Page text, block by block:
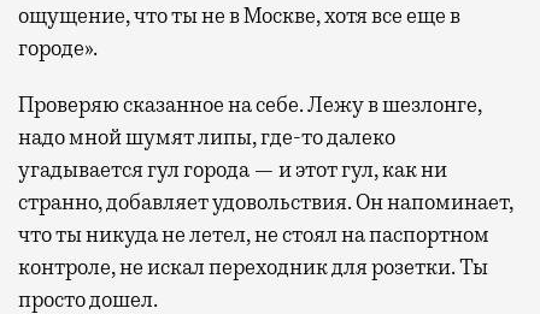
ощущение, что ты не в Москве, хотя все еще в
городе».
Проверяю сказанное на себе. Лежу в шезлонге,
надо мной шумят липы, где-то далеко
угадывается гул города — и этот гул, как ни
странно, добавляет удовольствия. Он напоминает,
что ты никуда не летел, не стоял на паспортном
контроле, не искал переходник для розетки. Ты
просто дошел.